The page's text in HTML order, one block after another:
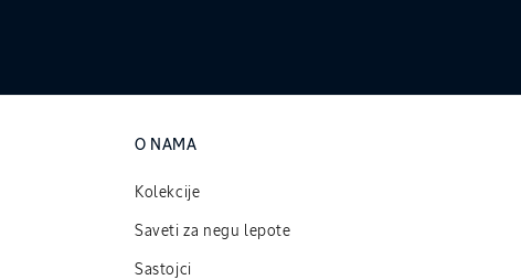
O NAMA
Kolekcije
Saveti za negu lepote
Sastojci